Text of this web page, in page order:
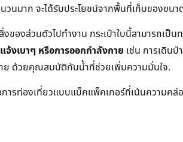
นมาก จะได้รับประโยชน์จากพื้นที่เก็บของขน
องส่วนตัวไปทำงาน กระเป๋าใบนี้สามารถเป็น
งเบาๆ หรือการออกกำลังกาย เช่น การเดิน
าย ด้วยคุณสมบัติกันน้ำที่ช่วยเพิ่มความมั่นใจ.
อการท่องเที่ยวแบบแบ็คแพ็คเกอร์ที่เน้นความค